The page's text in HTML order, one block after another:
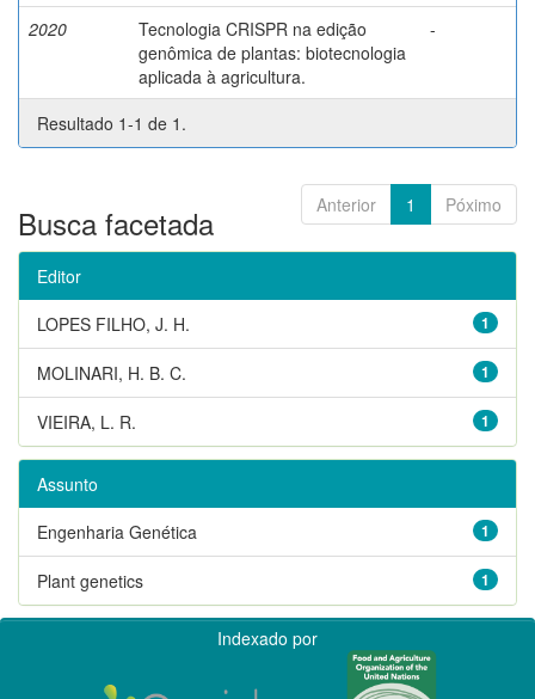
2020
Tecnologia CRISPR na edição
genômica de plantas: biotecnologia
aplicada à agricultura.
-
Resultado 1-1 de 1.
Anterior 1 Póximo
Busca facetada
Editor
1
LOPES FILHO, J. H.
1
MOLINARI, H. B. C.
1
VIEIRA, L. R.
Assunto
1
Engenharia Genética
1
Plant genetics
Indexado por